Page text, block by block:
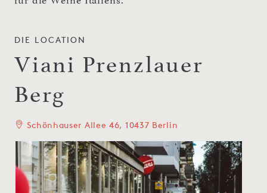
DIE LOCATION
Viani Prenzlauer
Berg
Schönhauser Allee 46, 10437 Berlin